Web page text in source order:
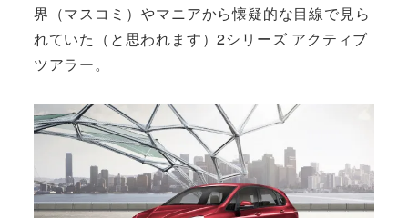
界（マスコミ）やマニアから懐疑的な目線で見ら
れていた（と思われます）2シリーズ アクティブ
ツアラー。